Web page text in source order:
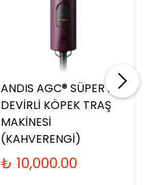
ANDIS AGC® SÜPER 2-
DEVİRLİ KÖPEK TRAŞ
MAKİNESİ
(KAHVERENGİ)
₺ 10,000.00